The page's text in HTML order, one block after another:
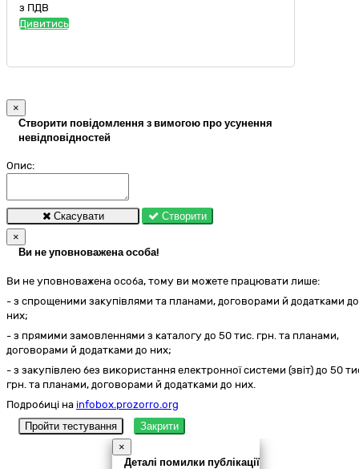
з ПДВ
Дивитись
×
Створити повідомлення з вимогою про усунення
невідповідностей
Опис:
Скасувати
Створити
×
Ви не уповноважена особа!
Ви не уповноважена особа, тому ви можете працювати лише:
- з спрощеними закупівлями та планами, договорами й додатками до
них;
- з прямими замовленнями з каталогу до 50 тис. грн. та планами,
договорами й додатками до них;
- з закупівлею без використання електронної системи (звіт) до 50
грн. та планами, договорами й додатками до них.
Подробиці на infobox.prozorro.org
Пройти тестування
Закрити
×
Деталі помилки публікації